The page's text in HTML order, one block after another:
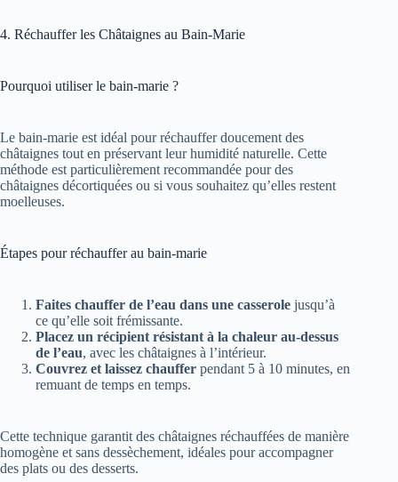
4. Réchauffer les Châtaignes au Bain-Marie
Pourquoi utiliser le bain-marie ?
Le bain-marie est idéal pour réchauffer doucement des
châtaignes tout en préservant leur humidité naturelle. Cette
méthode est particulièrement recommandée pour des
châtaignes décortiquées ou si vous souhaitez qu’elles restent
moelleuses.
Étapes pour réchauffer au bain-marie
Faites chauffer de l’eau dans une casserole jusqu’à
ce qu’elle soit frémissante.
Placez un récipient résistant à la chaleur au-dessus
de l’eau, avec les châtaignes à l’intérieur.
Couvrez et laissez chauffer pendant 5 à 10 minutes, en
remuant de temps en temps.
Cette technique garantit des châtaignes réchauffées de manière
homogène et sans dessèchement, idéales pour accompagner
des plats ou des desserts.